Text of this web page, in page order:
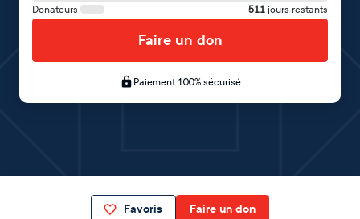
Donateurs 511 jours restants
Faire un don
Paiement 100% sécurisé
Favoris Faire un don